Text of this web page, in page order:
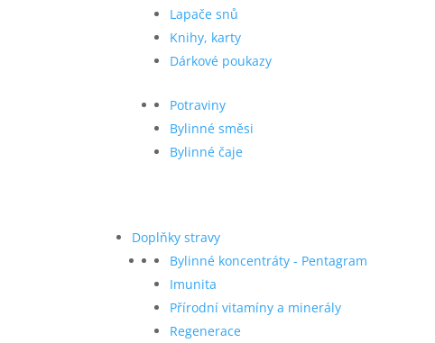
Lapače snů
Knihy, karty
Dárkové poukazy
Potraviny
Bylinné směsi
Bylinné čaje
Doplňky stravy
Bylinné koncentráty - Pentagram
Imunita
Přírodní vitamíny a minerály
Regenerace